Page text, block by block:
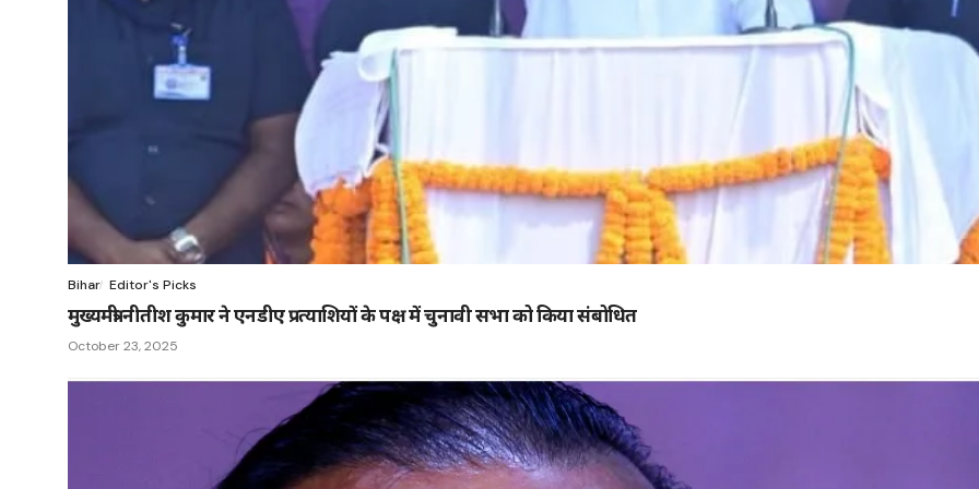
Bihar Editor's Picks
मुख्यमंत्री नीतीश कुमार ने एनडीए प्रत्याशियों के पक्ष में चुनावी सभा को किया संबोधित
October 23, 2025